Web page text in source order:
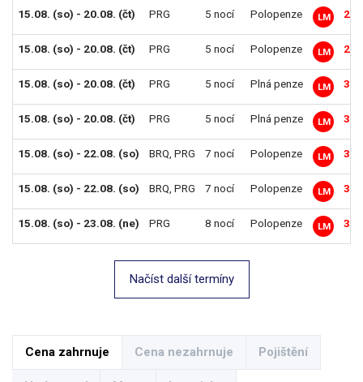
15.08. (so) - 20.08. (čt) PRG 5 nocí Polopenze LM 27
15.08. (so) - 20.08. (čt) PRG 5 nocí Polopenze LM 29
15.08. (so) - 20.08. (čt) PRG 5 nocí Plná penze LM 30
15.08. (so) - 20.08. (čt) PRG 5 nocí Plná penze LM 31
15.08. (so) - 22.08. (so) BRQ PRG 7 nocí Polopenze LM 34
15.08. (so) - 22.08. (so) BRQ PRG 7 nocí Polopenze LM 36
15.08. (so) - 23.08. (ne) PRG 8 nocí Polopenze LM 37
Načíst další termíny
Cena zahrnuje Cena nezahrnuje Pojištění